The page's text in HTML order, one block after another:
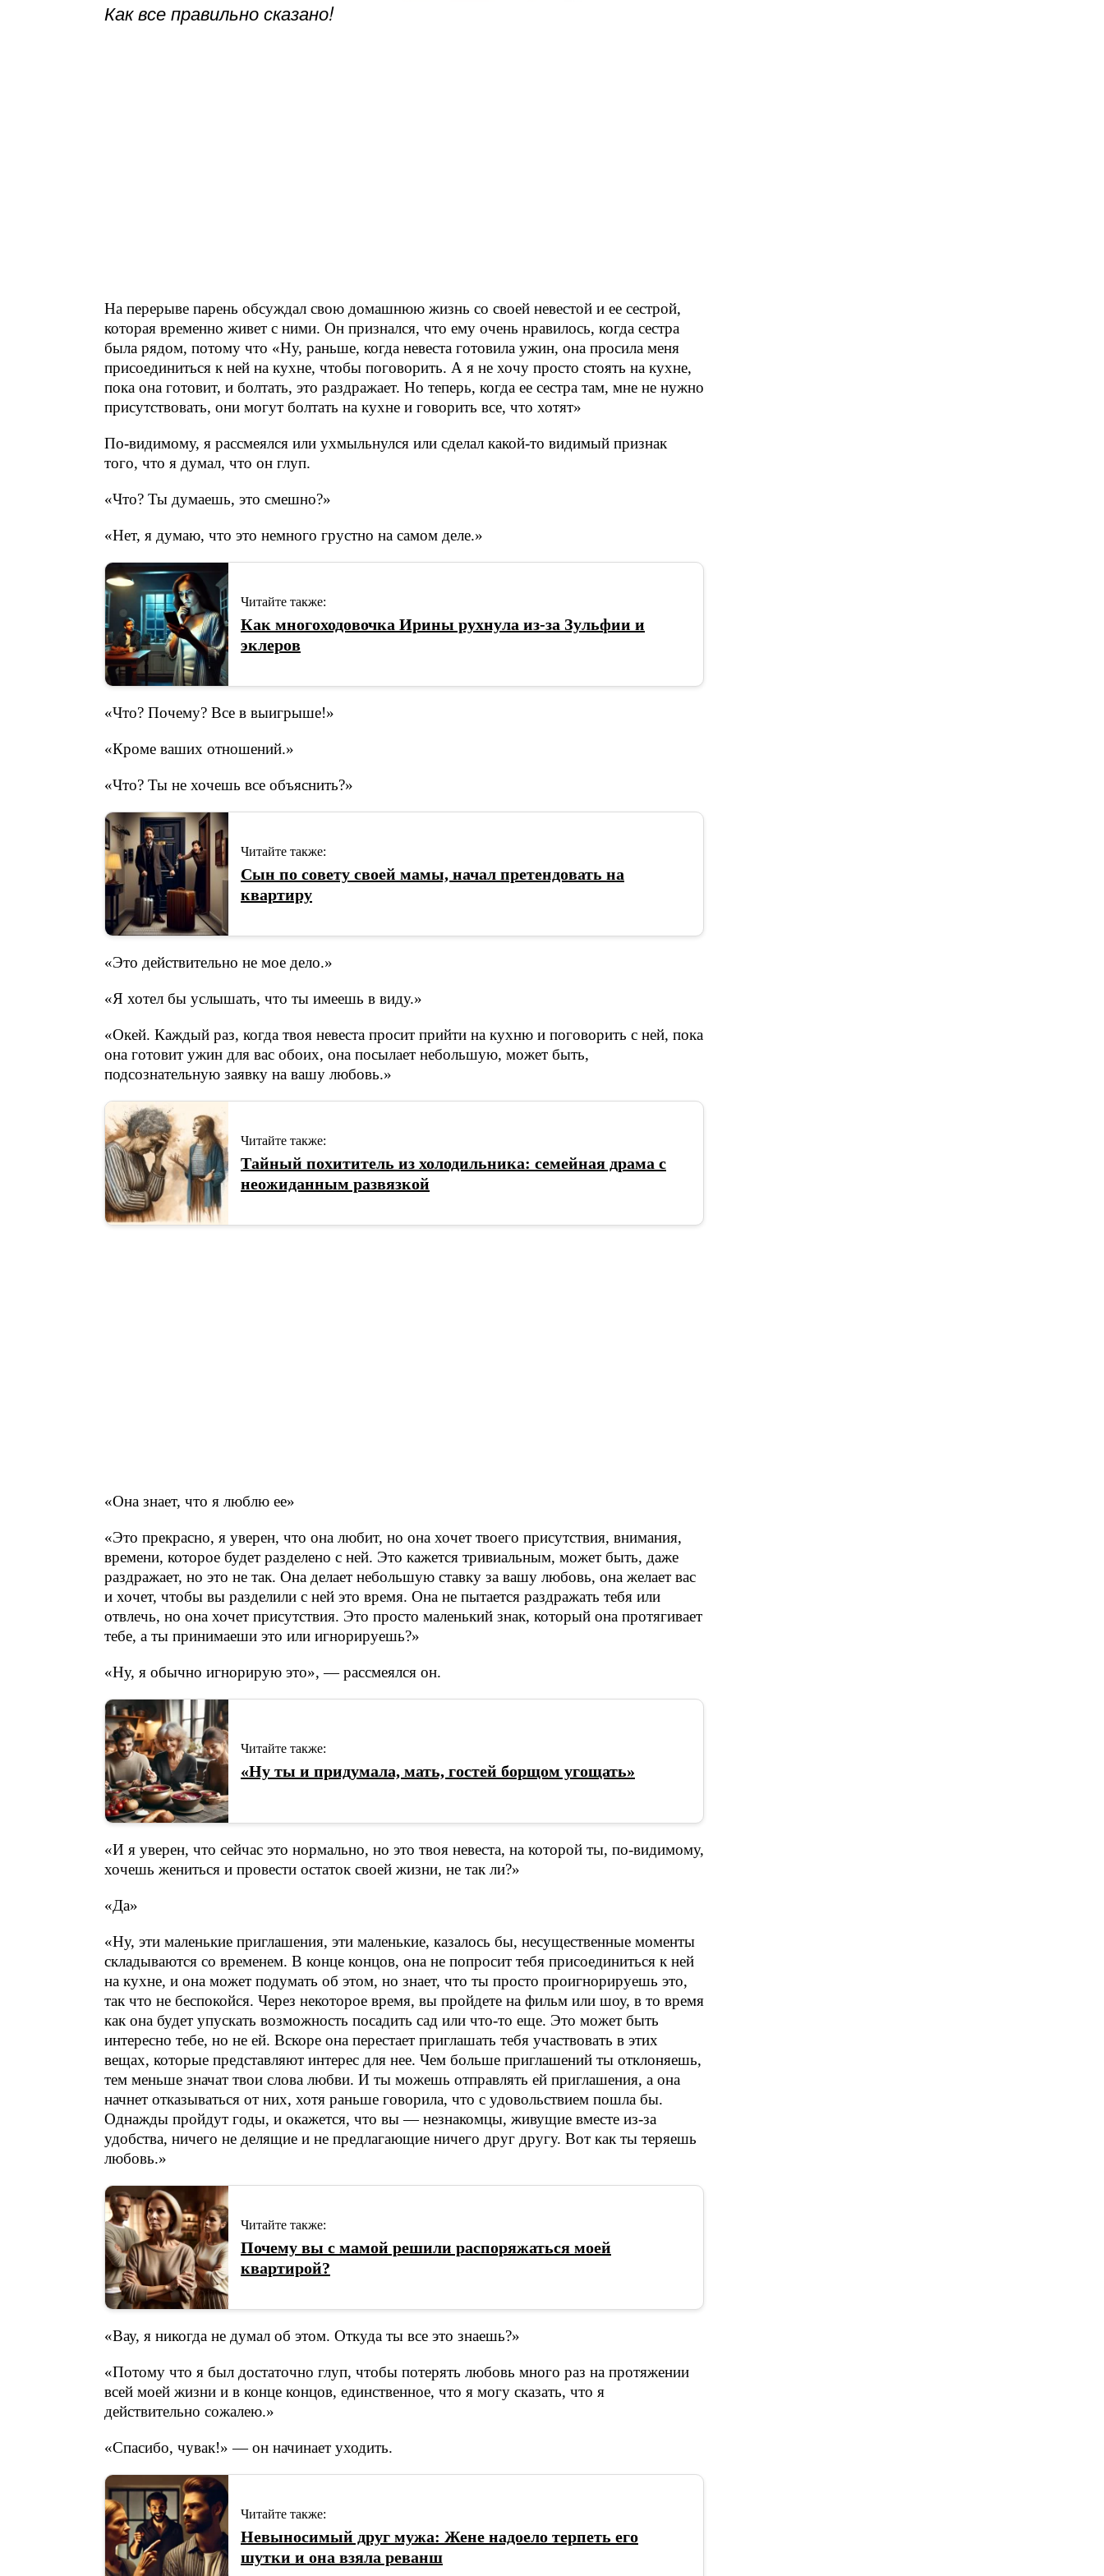
Как все правильно сказано!
На перерыве парень обсуждал свою домашнюю жизнь со своей невестой и ее сестрой,
которая временно живет с ними. Он признался, что ему очень нравилось, когда сестра
была рядом, потому что «Ну, раньше, когда невеста готовила ужин, она просила меня
присоединиться к ней на кухне, чтобы поговорить. А я не хочу просто стоять на кухне,
пока она готовит, и болтать, это раздражает. Но теперь, когда ее сестра там, мне не нужно
присутствовать, они могут болтать на кухне и говорить все, что хотят»
По-видимому, я рассмеялся или ухмыльнулся или сделал какой-то видимый признак
того, что я думал, что он глуп.
«Что? Ты думаешь, это смешно?»
«Нет, я думаю, что это немного грустно на самом деле.»
Читайте также:
Как многоходовочка Ирины рухнула из-за Зульфии и
эклеров
«Что? Почему? Все в выигрыше!»
«Кроме ваших отношений.»
«Что? Ты не хочешь все объяснить?»
Читайте также:
Сын по совету своей мамы, начал претендовать на
квартиру
«Это действительно не мое дело.»
«Я хотел бы услышать, что ты имеешь в виду.»
«Окей. Каждый раз, когда твоя невеста просит прийти на кухню и поговорить с ней, пока
она готовит ужин для вас обоих, она посылает небольшую, может быть,
подсознательную заявку на вашу любовь.»
Читайте также:
Тайный похититель из холодильника: семейная драма с
неожиданным развязкой
«Она знает, что я люблю ее»
«Это прекрасно, я уверен, что она любит, но она хочет твоего присутствия, внимания,
времени, которое будет разделено с ней. Это кажется тривиальным, может быть, даже
раздражает, но это не так. Она делает небольшую ставку за вашу любовь, она желает вас
и хочет, чтобы вы разделили с ней это время. Она не пытается раздражать тебя или
отвлечь, но она хочет присутствия. Это просто маленький знак, который она протягивает
тебе, а ты принимаеши это или игнорируешь?»
«Ну, я обычно игнорирую это», — рассмеялся он.
Читайте также:
«Ну ты и придумала, мать, гостей борщом угощать»
«И я уверен, что сейчас это нормально, но это твоя невеста, на которой ты, по-видимому,
хочешь жениться и провести остаток своей жизни, не так ли?»
«Да»
«Ну, эти маленькие приглашения, эти маленькие, казалось бы, несущественные моменты
складываются со временем. В конце концов, она не попросит тебя присоединиться к ней
на кухне, и она может подумать об этом, но знает, что ты просто проигнорируешь это,
так что не беспокойся. Через некоторое время, вы пройдете на фильм или шоу, в то время
как она будет упускать возможность посадить сад или что-то еще. Это может быть
интересно тебе, но не ей. Вскоре она перестает приглашать тебя участвовать в этих
вещах, которые представляют интерес для нее. Чем больше приглашений ты отклоняешь,
тем меньше значат твои слова любви. И ты можешь отправлять ей приглашения, а она
начнет отказываться от них, хотя раньше говорила, что с удовольствием пошла бы.
Однажды пройдут годы, и окажется, что вы — незнакомцы, живущие вместе из-за
удобства, ничего не делящие и не предлагающие ничего друг другу. Вот как ты теряешь
любовь.»
Читайте также:
Почему вы с мамой решили распоряжаться моей
квартирой?
«Вау, я никогда не думал об этом. Откуда ты все это знаешь?»
«Потому что я был достаточно глуп, чтобы потерять любовь много раз на протяжении
всей моей жизни и в конце концов, единственное, что я могу сказать, что я
действительно сожалею.»
«Спасибо, чувак!» — он начинает уходить.
Читайте также:
Невыносимый друг мужа: Жене надоело терпеть его
шутки и она взяла реванш